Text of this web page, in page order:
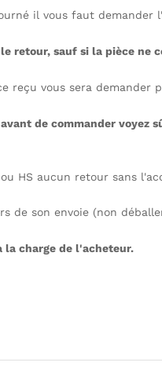
il vous faut demander
retour, sauf si la pièce ne
reçu vous sera demander
de commander voyez
HS aucun retour sans
de son envoie (non
la charge de l'acheteur.